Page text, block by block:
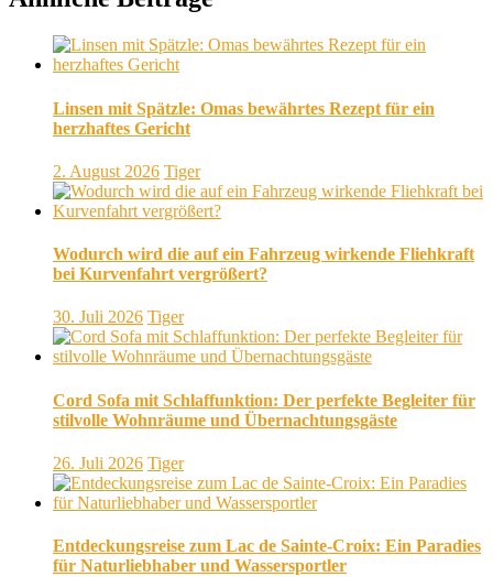
Linsen mit Spätzle: Omas bewährtes Rezept für ein
herzhaftes Gericht
2. August 2026 Tiger
Wodurch wird die auf ein Fahrzeug wirkende Fliehkraft
bei Kurvenfahrt vergrößert?
30. Juli 2026 Tiger
Cord Sofa mit Schlaffunktion: Der perfekte Begleiter für
stilvolle Wohnräume und Übernachtungsgäste
26. Juli 2026 Tiger
Entdeckungsreise zum Lac de Sainte-Croix: Ein Paradies
für Naturliebhaber und Wassersportler